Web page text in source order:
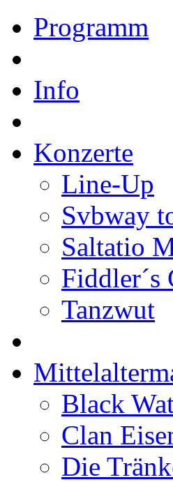
Programm
Info
Konzerte
Line-Up
Svbway
Saltatio
Fiddler´s
Tanzwut
Black
Clan
Die